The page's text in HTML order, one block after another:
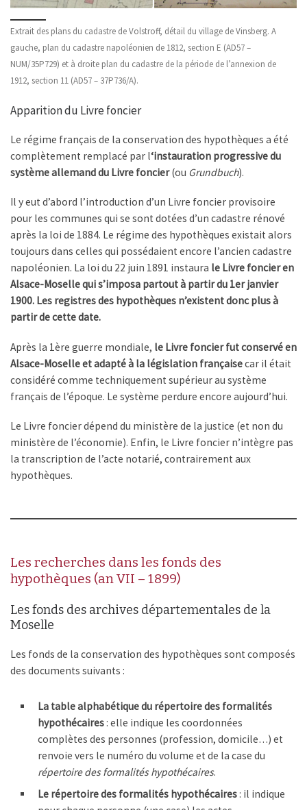
Extrait des plans du cadastre de Volstroff, détail du village de Vinsberg. A
gauche, plan du cadastre napoléonien de 1812, section E (AD57 –
NUM/35P729) et à droite plan du cadastre de la période de l’annexion de
1912, section 11 (AD57 – 37P736/A).
Apparition du Livre foncier
Le régime français de la conservation des hypothèques a été
complètement remplacé par l‘instauration progressive du
système allemand du Livre foncier(ou Grundbuch).
Il y eut d’abord l’introduction d’un Livre foncier provisoire
pour les communes qui se sont dotées d’un cadastre rénové
après la loi de 1884. Le régime des hypothèques existait alors
toujours dans celles qui possédaient encore l’ancien cadastre
napoléonien. La loi du 22 juin 1891 instaura le Livre foncier en
Alsace-Moselle qui s’imposa partout à partir du 1er janvier
1900. Les registres des hypothèques n’existent donc plus à
partir de cette date.
Après la 1ère guerre mondiale, le Livre foncier fut conservé en
Alsace-Moselle et adapté à la législation françaisecar il était
considéré comme techniquement supérieur au système
français de l’époque. Le système perdure encore aujourd’hui.
Le Livre foncier dépend du ministère de la justice (et non du
ministère de l’économie). Enfin, le Livre foncier n’intègre pas
la transcription de l’acte notarié, contrairement aux
hypothèques.
Les recherches dans les fonds des
hypothèques (an VII – 1899)
Les fonds des archives départementales de la
Moselle
Les fonds de la conservation des hypothèques sont composés
des documents suivants :
La table alphabétique du répertoire des formalités
hypothécaires : elle indique les coordonnées
complètes des personnes (profession, domicile…) et
renvoie vers le numéro du volume et de la case du
répertoire des formalités hypothécaires.
Le répertoire des formalités hypothécaires : il indique